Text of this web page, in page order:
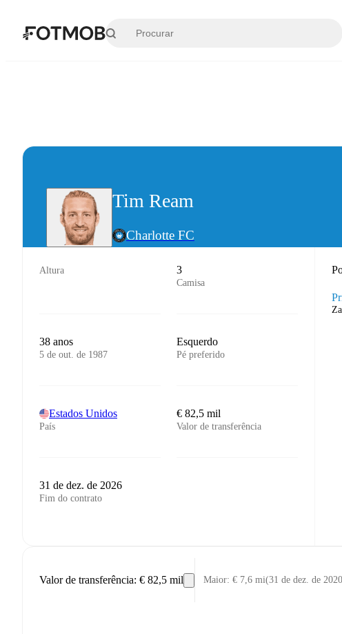
Tim Ream
Charlotte FC
Altura 3
Camisa
38 anos
5 de out. de 1987
Esquerdo
Pé preferido
Estados Unidos
País
€ 82,5 mil
Valor de transferência
31 de dez. de 2026
Fim do contrato
Valor de transferência: € 82,5 mil Maior: € 7,6 mi(31 de dez. de 2020